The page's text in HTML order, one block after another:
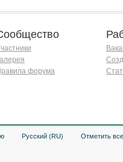
форума
Русский (RU) Отметить